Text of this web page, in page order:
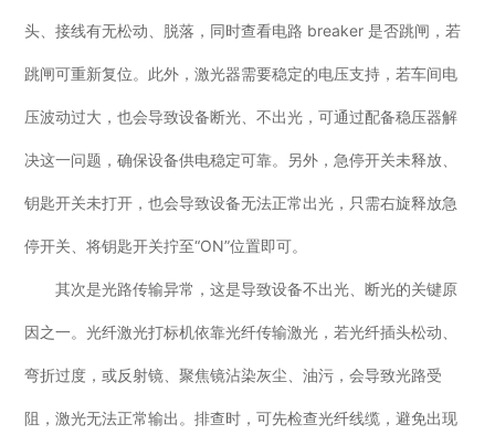
头、接线有无松动、脱落，同时查看电路 breaker 是否跳闸，若
跳闸可重新复位。此外，激光器需要稳定的电压支持，若车间电
压波动过大，也会导致设备断光、不出光，可通过配备稳压器解
决这一问题，确保设备供电稳定可靠。另外，急停开关未释放、
钥匙开关未打开，也会导致设备无法正常出光，只需右旋释放急
停开关、将钥匙开关拧至“ON”位置即可。
其次是光路传输异常，这是导致设备不出光、断光的关键原
因之一。光纤激光打标机依靠光纤传输激光，若光纤插头松动、
弯折过度，或反射镜、聚焦镜沾染灰尘、油污，会导致光路受
阻，激光无法正常输出。排查时，可先检查光纤线缆，避免出现